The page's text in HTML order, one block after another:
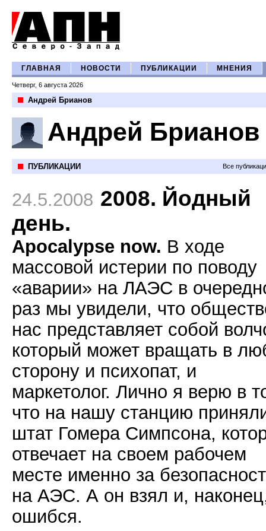
ГЛАВНАЯ НОВОСТИ ПУБЛИКАЦИИ МНЕНИЯ
Четверг, 6 августа 2026
Андрей Брианов
Андрей Брианов
ПУБЛИКАЦИИ Все
24.5.2008 2008. Йодный
день.
Apocalypse now. В ходе
массовой истерии по поводу
«аварии» на ЛАЭС в
раз мы увидели, что
нас представляет собой
который может вращать в
сторону и психопат, и
маркетолог. Лично я верю в
что на нашу станцию
штат Гомера Симпсона,
отвечает на своем рабочем
месте именно за
на АЭС. А он взял и,
ошибся.